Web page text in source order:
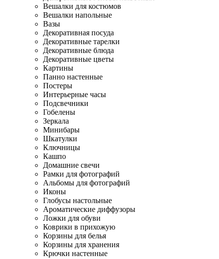
Вешалки для костюмов
Вешалки напольные
Вазы
Декоративная посуда
Декоративные тарелки
Декоративные блюда
Декоративные цветы
Картины
Панно настенные
Постеры
Интерьерные часы
Подсвечники
Гобелены
Зеркала
Минибары
Шкатулки
Ключницы
Кашпо
Домашние свечи
Рамки для фотографий
Альбомы для фотографий
Иконы
Глобусы настольные
Ароматические диффузоры
Ложки для обуви
Коврики в прихожую
Корзины для белья
Корзины для хранения
Крючки настенные